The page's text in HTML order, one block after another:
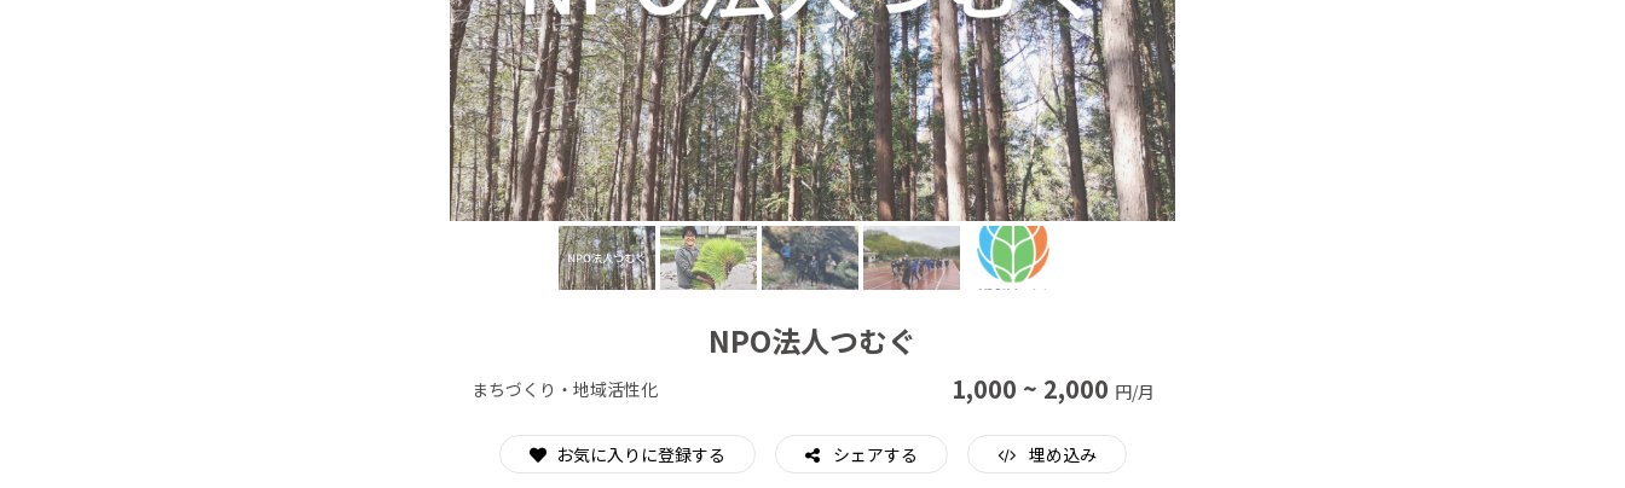
CAMPFIRE for Social Good CAMPFIRE Creation
NPO法人つむぐ
まちづくり・地域活性化 1,000 ~ 2,000 円/月
お気に入りに登録する シェアする 埋め込み